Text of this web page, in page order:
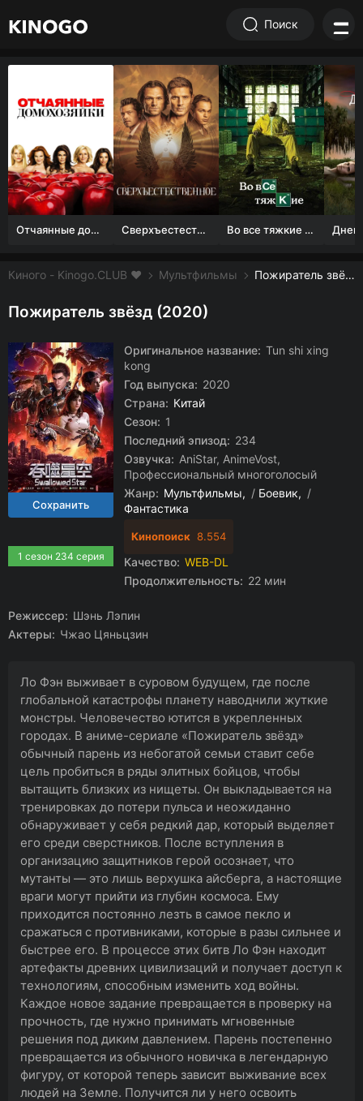
Поиск
Отчаянные домохозяйки (1 сезон) Сверхъестественное Во все тяжкие 1-5 сезон
Киного - Kinogo.CLUB ❤️ Мультфильмы Пожиратель звёзд смотреть онлайн бесплатно
Пожиратель звёзд (2020)
1 сезон 234 серия
Оригинальное название: Tun shi xing
kong
Год выпуска: 2020
Страна: Китай
Сезон: 1
Последний эпизод: 234
Озвучка: AniStar, AnimeVost,
Профессиональный многоголосый
Жанр: Мультфильмы / Боевик
/
Фантастика
Кинопоиск 8.554
Качество: WEB-DL
Продолжительность: 22 мин
Режиссер: Шэнь Лэпин
Актеры: Чжао Цяньцзин
Ло Фэн выживает в суровом будущем, где после
глобальной катастрофы планету наводнили жуткие
монстры. Человечество ютится в укрепленных
городах. В аниме-сериале «Пожиратель звёзд»
обычный парень из небогатой семьи ставит себе
цель пробиться в ряды элитных бойцов, чтобы
вытащить близких из нищеты. Он выкладывается на
тренировках до потери пульса и неожиданно
обнаруживает у себя редкий дар, который выделяет
его среди сверстников. После вступления в
организацию защитников герой осознает, что
мутанты — это лишь верхушка айсберга, а настоящие
враги могут прийти из глубин космоса. Ему
приходится постоянно лезть в самое пекло и
сражаться с противниками, которые в разы сильнее и
быстрее его. В процессе этих битв Ло Фэн находит
артефакты древних цивилизаций и получает доступ к
технологиям, способным изменить ход войны.
Каждое новое задание превращается в проверку на
прочность, где нужно принимать мгновенные
решения под диким давлением. Парень постепенно
превращается из обычного новичка в легендарную
фигуру, от которой теперь зависит выживание всех
людей на Земле. Получится ли у него освоить